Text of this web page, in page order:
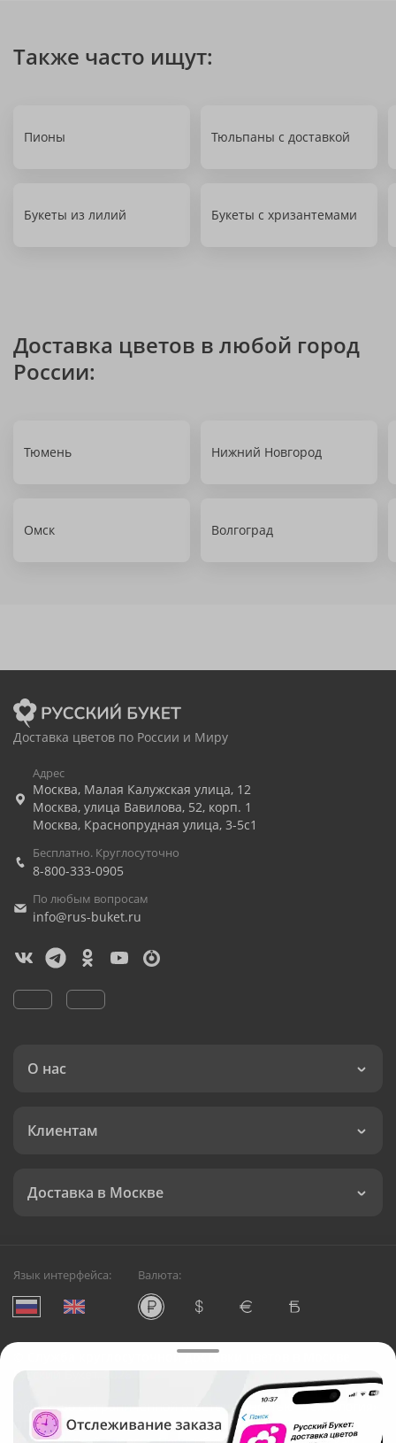
Также часто ищут:
Пионы Тюльпаны с доставкой
Букеты из лилий Букеты с хризантемами
Доставка цветов в любой город
России:
Тюмень Нижний Новгород
Омск Волгоград
Доставка цветов по России и Миру
Адрес
Москва, Малая Калужская улица, 12
Москва, улица Вавилова, 52, корп. 1
Москва, Краснопрудная улица, 3-5с1
Бесплатно. Круглосуточно
8-800-333-0905
По любым вопросам
info@rus-buket.ru
О нас
Клиентам
Доставка в Москве
Язык интерфейса: Валюта:
Служба круглосуточной доставки цветов в Москве
Русский Букет, 2026
Общество с ограниченной ответственностью «Технология»
ОГРН: 1195476081745, ИНН: 5410081997